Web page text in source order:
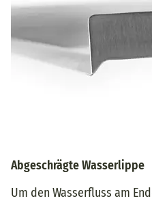
Abgeschrägte Wasserlippe
Um den Wasserfluss am